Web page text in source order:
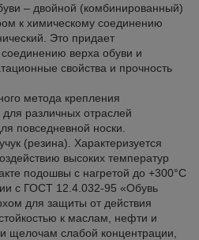
– двойной (комбинированный)
к химическому соединению
Это придает
верха обуви и
свойства и прочность
метода крепления
различных отраслей
повседневной носки.
(резина). Характеризуется
высоких температур
подошвы с нагретой до +300°С
с ГОСТ 12.4.032-95 «Обувь
для защиты от действия
к маслам, нефти и
щелочам слабой концентрации,